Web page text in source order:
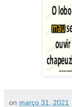
on março 31, 2021